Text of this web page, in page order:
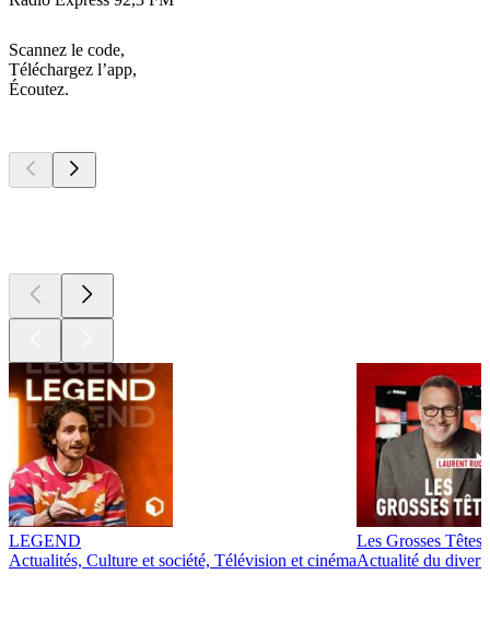
Scannez le code,
Téléchargez l’app,
Écoutez.
LEGEND
Actualités, Culture et société, Télévision et cinéma
Les Grosses Têtes
Actualité du